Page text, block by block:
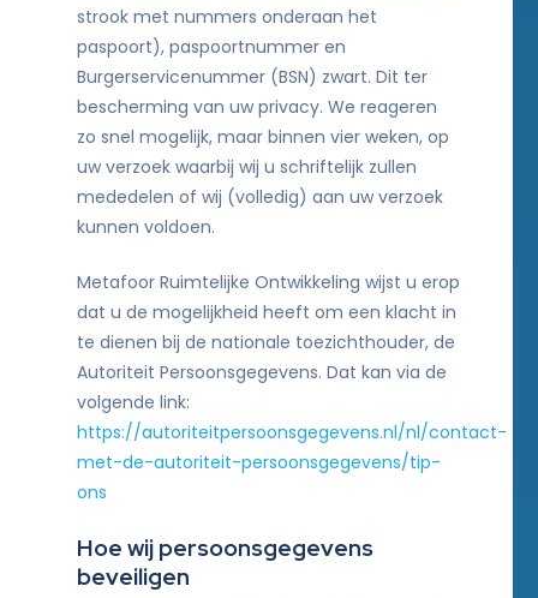
strook met nummers onderaan het
paspoort), paspoortnummer en
Burgerservicenummer (BSN) zwart. Dit ter
bescherming van uw privacy. We reageren
zo snel mogelijk, maar binnen vier weken, op
uw verzoek waarbij wij u schriftelijk zullen
mededelen of wij (volledig) aan uw verzoek
kunnen voldoen.
Metafoor Ruimtelijke Ontwikkeling wijst u erop
dat u de mogelijkheid heeft om een klacht in
te dienen bij de nationale toezichthouder, de
Autoriteit Persoonsgegevens. Dat kan via de
volgende link:
https://autoriteitpersoonsgegevens.nl/nl/contact-
met-de-autoriteit-persoonsgegevens/tip-
ons
Hoe wij persoonsgegevens
beveiligen